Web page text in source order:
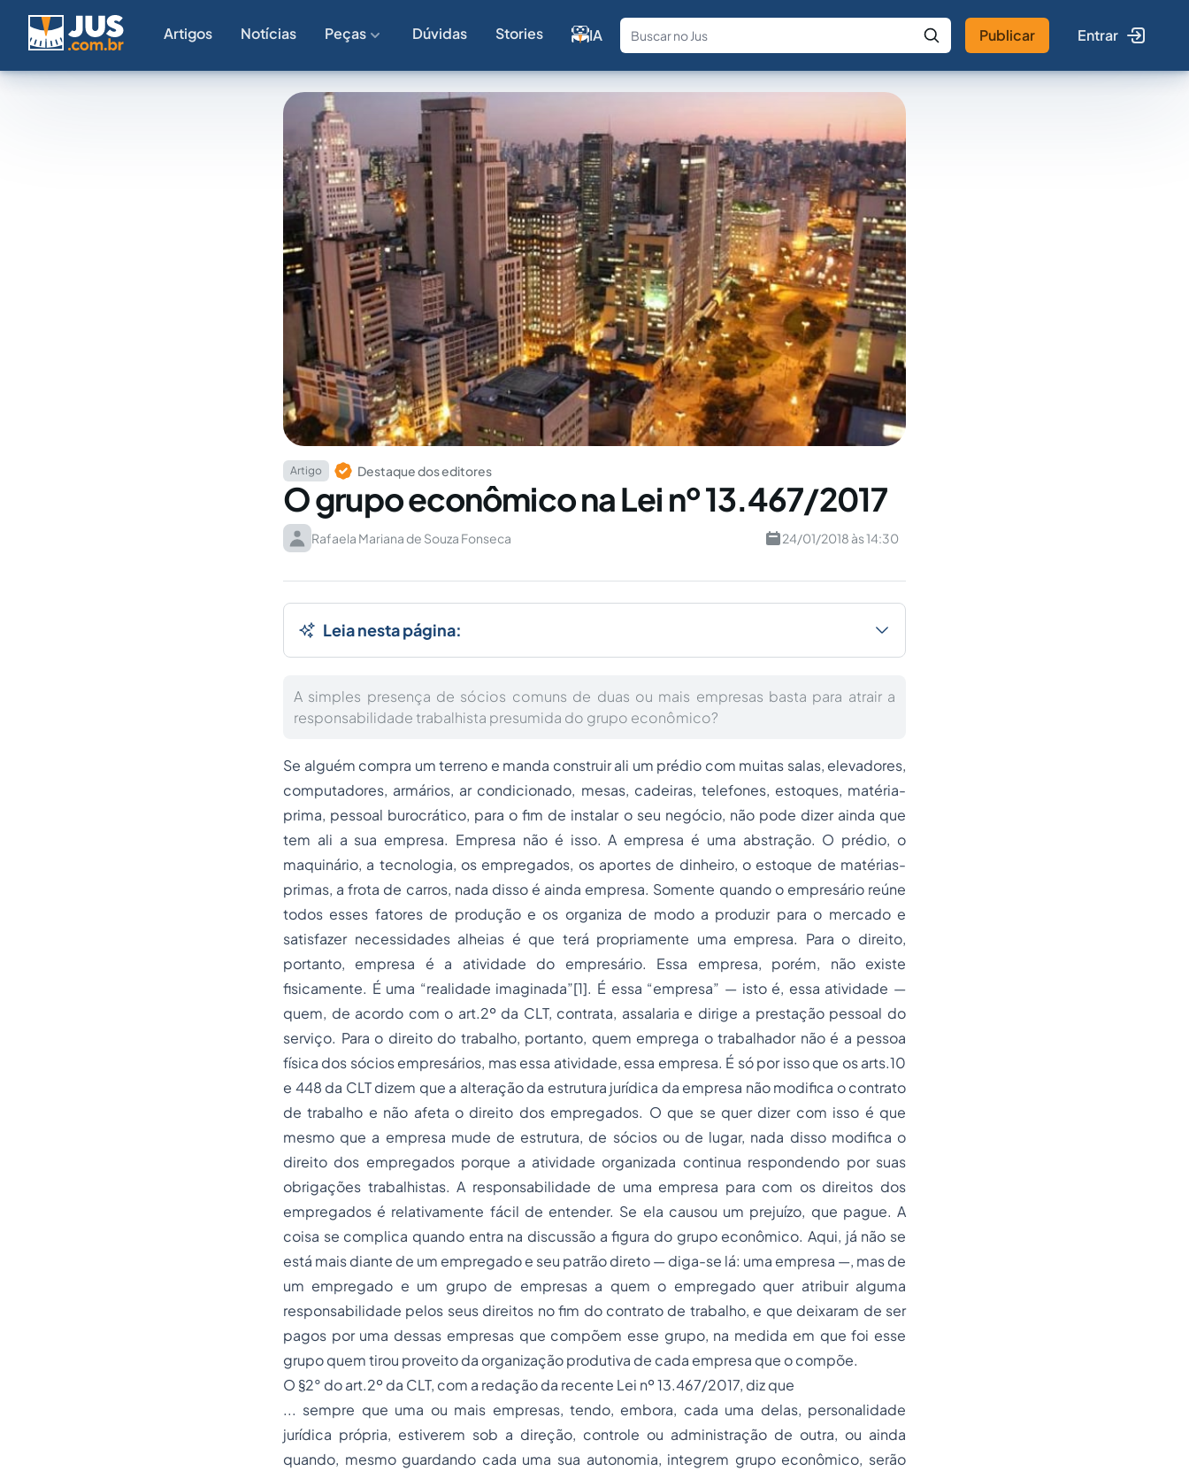
Artigos Notícias Peças Dúvidas Stories IA
Fale com a IA Buscar no Jus
Publicar Entrar
Artigo Destaque dos editores
O grupo econômico na Lei nº 13.467/2017
Rafaela Mariana de Souza Fonseca 24/01/2018 às 14:30
Leia nesta página:
A simples presença de sócios comuns de duas ou mais empresas basta para atrair a
responsabilidade trabalhista presumida do grupo econômico?
Se alguém compra um terreno e manda construir ali um prédio com muitas salas, elevadores,
computadores, armários, ar condicionado, mesas, cadeiras, telefones, estoques, matéria-
prima, pessoal burocrático, para o fim de instalar o seu negócio, não pode dizer ainda que
tem ali a sua empresa. Empresa não é isso. A empresa é uma abstração. O prédio, o
maquinário, a tecnologia, os empregados, os aportes de dinheiro, o estoque de matérias-
primas, a frota de carros, nada disso é ainda empresa. Somente quando o empresário reúne
todos esses fatores de produção e os organiza de modo a produzir para o mercado e
satisfazer necessidades alheias é que terá propriamente uma empresa. Para o direito,
portanto, empresa é a atividade do empresário. Essa empresa, porém, não existe
fisicamente. É uma “realidade imaginada”[1]. É essa “empresa” — isto é, essa atividade —
quem, de acordo com o art.2º da CLT, contrata, assalaria e dirige a prestação pessoal do
serviço. Para o direito do trabalho, portanto, quem emprega o trabalhador não é a pessoa
física dos sócios empresários, mas essa atividade, essa empresa. É só por isso que os arts.10
e 448 da CLT dizem que a alteração da estrutura jurídica da empresa não modifica o contrato
de trabalho e não afeta o direito dos empregados. O que se quer dizer com isso é que
mesmo que a empresa mude de estrutura, de sócios ou de lugar, nada disso modifica o
direito dos empregados porque a atividade organizada continua respondendo por suas
obrigações trabalhistas. A responsabilidade de uma empresa para com os direitos dos
empregados é relativamente fácil de entender. Se ela causou um prejuízo, que pague. A
coisa se complica quando entra na discussão a figura do grupo econômico. Aqui, já não se
está mais diante de um empregado e seu patrão direto — diga-se lá: uma empresa —, mas de
um empregado e um grupo de empresas a quem o empregado quer atribuir alguma
responsabilidade pelos seus direitos no fim do contrato de trabalho, e que deixaram de ser
pagos por uma dessas empresas que compõem esse grupo, na medida em que foi esse
grupo quem tirou proveito da organização produtiva de cada empresa que o compõe.
O §2° do art.2º da CLT, com a redação da recente Lei nº 13.467/2017, diz que
... sempre que uma ou mais empresas, tendo, embora, cada uma delas, personalidade
jurídica própria, estiverem sob a direção, controle ou administração de outra, ou ainda
quando, mesmo guardando cada uma sua autonomia, integrem grupo econômico, serão